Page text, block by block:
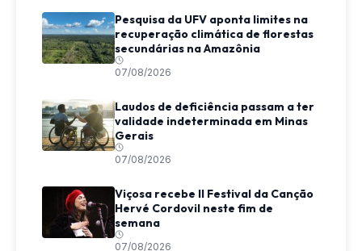
Pesquisa da UFV aponta limites na
recuperação climática de florestas
secundárias na Amazônia
07/08/2026
Laudos de deficiência passam a ter
validade indeterminada em Minas
Gerais
07/08/2026
Viçosa recebe II Festival da Canção
Hervé Cordovil neste fim de
semana
07/08/2026